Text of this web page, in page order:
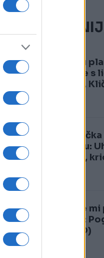
1
Kijev u
snimke s
žrtava,
2
svadbu:
Marko,
3
Dok se
snijeg:
(VIDEO)